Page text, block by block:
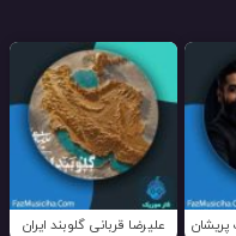
علیرضا قربانی گلوبند ایران